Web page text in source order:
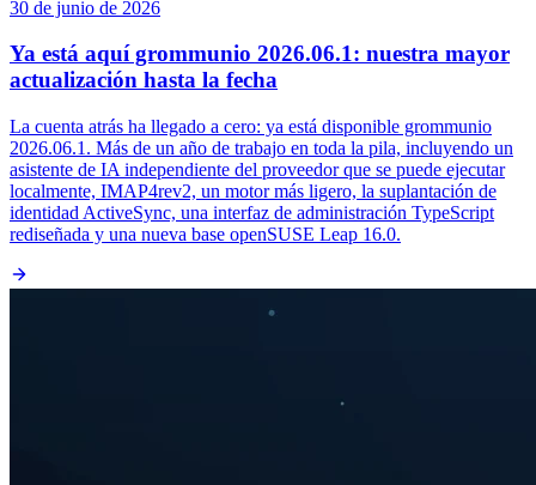
30 de junio de 2026
Ya está aquí grommunio 2026.06.1: nuestra mayor
actualización hasta la fecha
La cuenta atrás ha llegado a cero: ya está disponible grommunio
2026.06.1. Más de un año de trabajo en toda la pila, incluyendo un
asistente de IA independiente del proveedor que se puede ejecutar
localmente, IMAP4rev2, un motor más ligero, la suplantación de
identidad ActiveSync, una interfaz de administración TypeScript
rediseñada y una nueva base openSUSE Leap 16.0.